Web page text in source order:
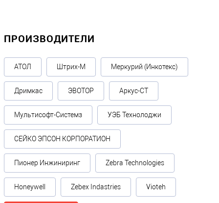
ПРОИЗВОДИТЕЛИ
АТОЛ Штрих-М Меркурий (Инкотекс)
Дримкас ЭВОТОР Аркус-СТ
Мультисофт-Системз УЭБ Технолоджи
СЕЙКО ЭПСОН КОРПОРАТИОН
Пионер Инжиниринг Zebra Technologies
Honeywell Zebex Indastries Vioteh